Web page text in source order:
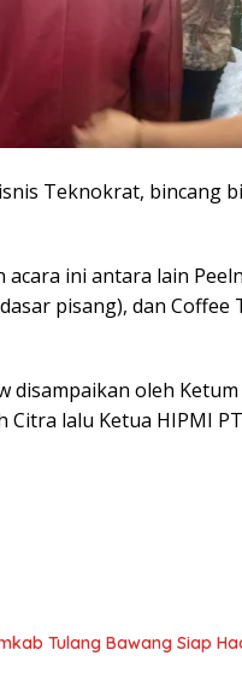
Teknokrat, bincang
ini antara lain
pisang), dan Coffee
disampaikan oleh
Citra lalu Ketua HIPMI
Tulang Bawang Siap